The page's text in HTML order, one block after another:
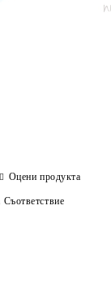
Оцени продукта